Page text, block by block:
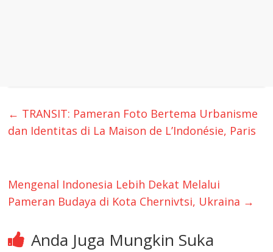
← TRANSIT: Pameran Foto Bertema Urbanisme
dan Identitas di La Maison de L’Indonésie, Paris
Mengenal Indonesia Lebih Dekat Melalui
Pameran Budaya di Kota Chernivtsi, Ukraina →
Anda Juga Mungkin Suka